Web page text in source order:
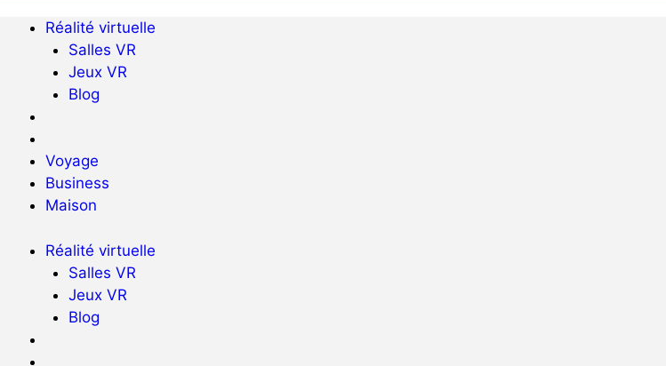
Réalité virtuelle
Salles VR
Jeux VR
Blog
Voyage
Business
Maison
Réalité virtuelle
Salles VR
Jeux VR
Blog